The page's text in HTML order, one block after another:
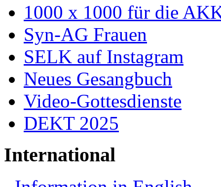
1000 x 1000 für die
Syn-AG Frauen
SELK auf Instagram
Neues Gesangbuch
Video-Gottesdienste
DEKT 2025
International